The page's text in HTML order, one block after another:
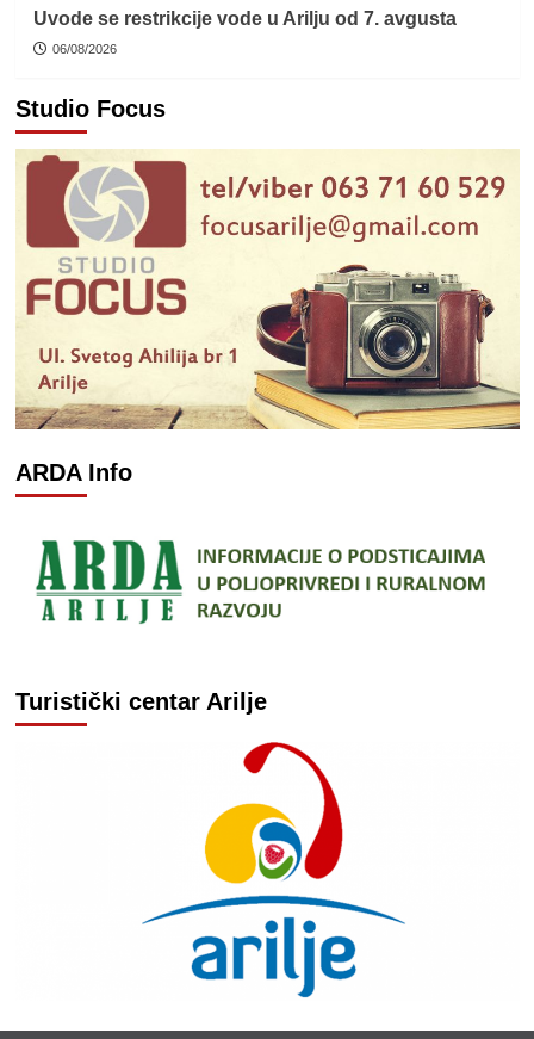
Uvode se restrikcije vode u Arilju od 7. avgusta
06/08/2026
Studio Focus
ARDA Info
Turistički centar Arilje